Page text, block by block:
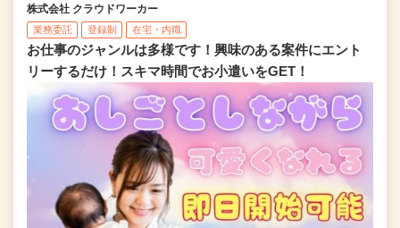
株式会社 クラウドワーカー
業務委託 登録制 在宅・内職
お仕事のジャンルは多様です！興味のある案件にエント
リーするだけ！スキマ時間でお小遣いをGET！